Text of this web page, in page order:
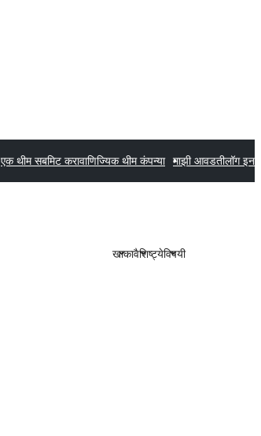
एक थीम सबमिट करावाणिज्यिक थीम कंपन्या माझी आवडतीलॉग इन
खाकावैशिष्ट्येविषयी